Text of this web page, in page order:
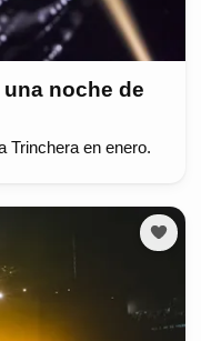
noche de
Trinchera en enero.